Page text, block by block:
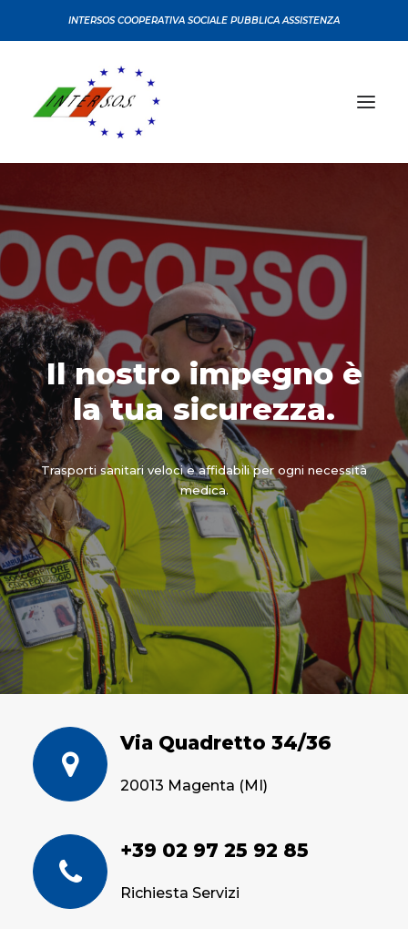
INTERSOS COOPERATIVA SOCIALE PUBBLICA ASSISTENZA
CHI SIAMO
CONVENZIONI
CERTIFICAZIONI
SERVIZI
CORSI
SEDI
NEWS
CONTATTI
Il nostro impegno è
la tua sicurezza.
Trasporti sanitari veloci e affidabili per ogni necessità
medica.
Via Quadretto 34/36
20013 Magenta (MI)
+39 02 97 25 92 85
Richiesta Servizi